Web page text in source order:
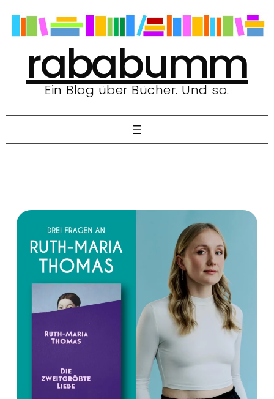
Inhalt
springen
rababumm
Ein Blog über Bücher. Und so.